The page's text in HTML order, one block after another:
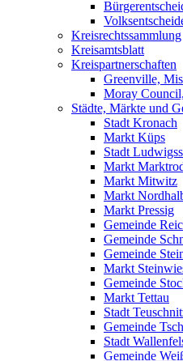
Kreisrechtssammlung
Kreisamtsblatt
Kreispartnerschaften
Greenville,
Moray
Städte, Märkte und
Stadt Kronach
Markt Küps
Stadt
Markt
Markt Mitwitz
Markt
Markt Pressig
Gemeinde
Gemeinde
Gemeinde
Markt
Gemeinde
Markt Tettau
Stadt
Gemeinde
Stadt
Gemeinde